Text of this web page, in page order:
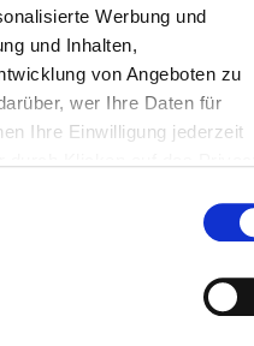
Werbung und
und Inhalten,
von Angeboten zu
wer Ihre Daten für
Ihre Einwilligung jederzeit
geografische Lage erfassen,
sein können
10
10
10
24.07.2026